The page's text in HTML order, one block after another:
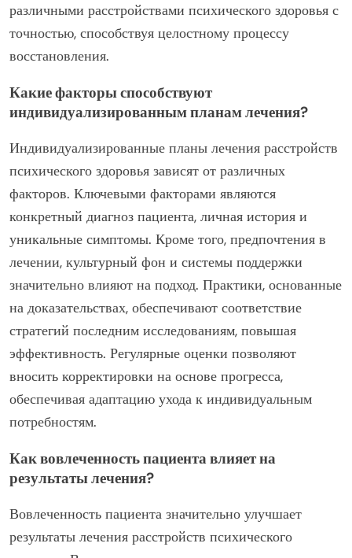
различными расстройствами психического здоровья с
точностью, способствуя целостному процессу
восстановления.
Какие факторы способствуют
индивидуализированным планам лечения?
Индивидуализированные планы лечения расстройств
психического здоровья зависят от различных
факторов. Ключевыми факторами являются
конкретный диагноз пациента, личная история и
уникальные симптомы. Кроме того, предпочтения в
лечении, культурный фон и системы поддержки
значительно влияют на подход. Практики, основанные
на доказательствах, обеспечивают соответствие
стратегий последним исследованиям, повышая
эффективность. Регулярные оценки позволяют
вносить корректировки на основе прогресса,
обеспечивая адаптацию ухода к индивидуальным
потребностям.
Как вовлеченность пациента влияет на
результаты лечения?
Вовлеченность пациента значительно улучшает
результаты лечения расстройств психического